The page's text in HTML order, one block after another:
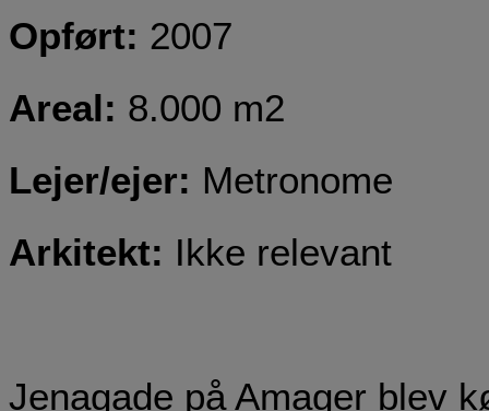
Opført: 2007
Areal: 8.000 m2
Lejer/ejer: Metronome
Arkitekt: Ikke relevant
Jenagade på Amager blev